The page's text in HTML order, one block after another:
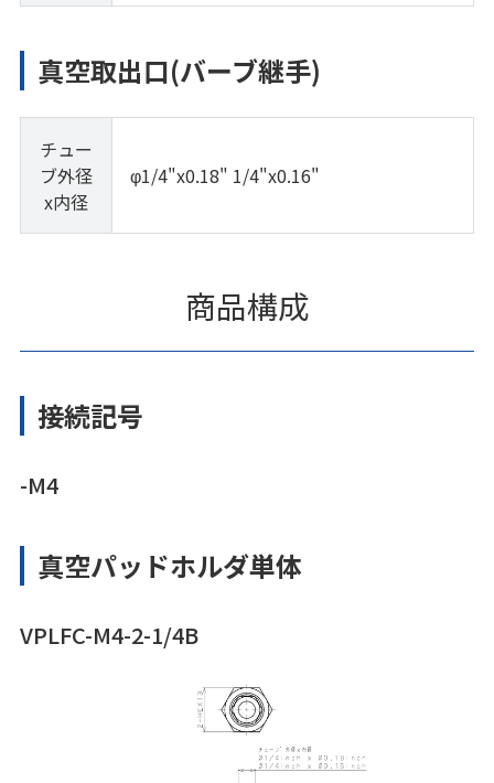
真空取出口(バーブ継手)
チュー
ブ外径
x内径
φ1/4"x0.18" 1/4"x0.16"
商品構成
接続記号
-M4
真空パッドホルダ単体
VPLFC-M4-2-1/4B